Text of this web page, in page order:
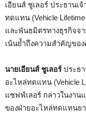
เอียนส์ ชูเลอร์ ประธานเ
ทดแทน (Vehicle
และพันธมิตรทางธุรกิจจ
เน้นย้ำถึงความสำคัญขอ
นายเอียนส์ ชูเลอร์ประธา
อะไหล่ทดแทน (Vehicle
แชฟฟ์เลอร์ กล่าวในงาน
ของฝ่ายอะไหล่ทดแทนย